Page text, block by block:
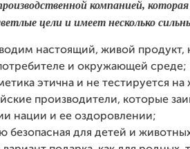
компанией, которая
цели и имеет несколько
настоящий, живой продукт,
и окружающей среде;
этична и не тестируется
производители, которые
нации и ее оздоровлении;
безопасная для детей и